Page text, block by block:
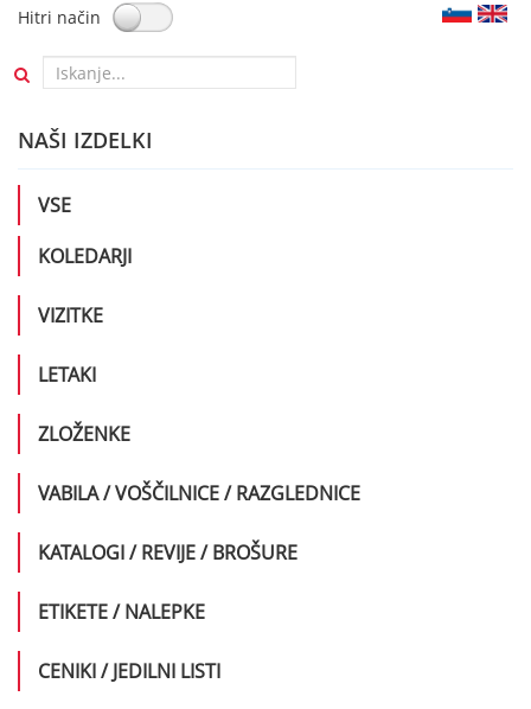
Hitri način
NAŠI IZDELKI
VSE
KOLEDARJI
Enostranski stenski koledarji
VIZITKE
Zložljive vizitke
Vizitke
LETAKI
Letaki
ZLOŽENKE
Zloženke
VABILA / VOŠČILNICE / RAZGLEDNICE
Razglednice
KATALOGI / REVIJE / BROŠURE
Brošure s špiralno vezavo
ETIKETE / NALEPKE
Bele nalepke standard formatov
CENIKI / JEDILNI LISTI